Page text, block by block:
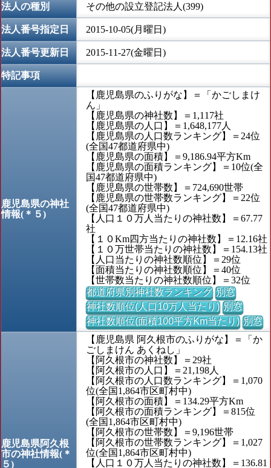
法人の種別 その他の設立登記法人(399)
法人番号指定日 2015-10-05(月曜日)
法人番号更新日 2015-11-27(金曜日)
特記事項
鹿児島県の神社
情報(＊５)
【鹿児島県のふりがな】＝「かごしまけ
ん」
【鹿児島県の神社数】＝1,117社
【鹿児島県の人口】＝1,648,177人
【鹿児島県の人口数ランキング】＝24位
(全国47都道府県中)
【鹿児島県の面積】＝9,186.94平方Km
【鹿児島県の面積ランキング】＝10位(全
国47都道府県中)
【鹿児島県の世帯数】＝724,690世帯
【鹿児島県の世帯数ランキング】＝22位
(全国47都道府県中)
【人口１０万人当たりの神社数】＝67.77
社
【１０Km四方当たりの神社数】＝12.16社
【１０万世帯当たりの神社数】＝154.13社
【人口当たりの神社数順位】＝29位
【面積当たりの神社数順位】＝40位
【世帯数当たりの神社数順位】＝32位
都道府県別神社数ランキング 別窓
神社数順位(人口10万人当たり) 別窓
神社数順位(面積100平方Km当たり) 別窓
鹿児島県阿久根
市の神社情報(＊
５)
【鹿児島県 阿久根市のふりがな】＝「か
ごしまけん あくねし」
【阿久根市の神社数】＝29社
【阿久根市の人口】＝21,198人
【阿久根市の人口数ランキング】＝1,070
位(全国1,864市区町村中)
【阿久根市の面積】＝134.29平方Km
【阿久根市の面積ランキング】＝815位
(全国1,864市区町村中)
【阿久根市の世帯数】＝9,196世帯
【阿久根市の世帯数ランキング】＝1,027
位(全国1,864市区町村中)
【人口１０万人当たりの神社数】＝136.81